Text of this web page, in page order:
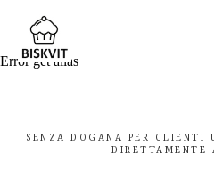
Error get alias
SENZA DOGANA PER CLIENTI
DIRETTAMENTE